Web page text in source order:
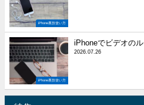
iPhone裏技使い方
iPhone裏技使い方
iPhoneでビデオの
2026.07.26